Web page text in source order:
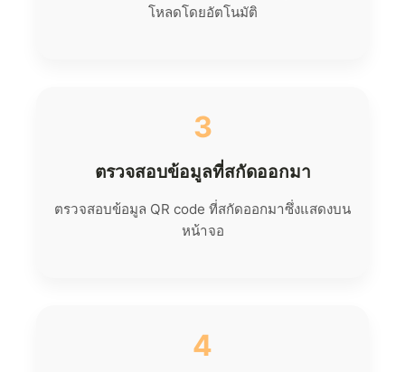
โหลดโดยอัตโนมัติ
3
ตรวจสอบข้อมูลที่สกัดออกมา
ตรวจสอบข้อมูล QR code ที่สกัดออกมาซึ่งแสดงบน
หน้าจอ
4